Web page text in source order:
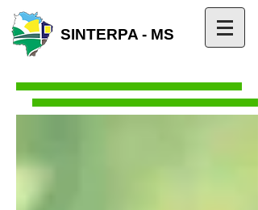
SINTERPA - MS